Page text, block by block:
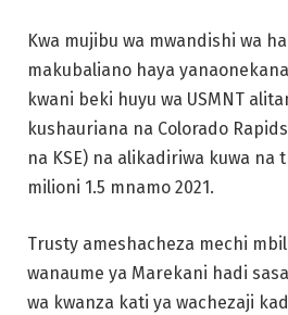
Kwa mujibu wa mwandishi wa
makubaliano haya
kwani beki huyu wa USMNT
kushauriana na Colorado
na KSE) na alikadiriwa kuwa na
milioni 1.5 mnamo 2021.
Trusty ameshacheza mechi
wanaume ya Marekani hadi
wa kwanza kati ya wachezaji